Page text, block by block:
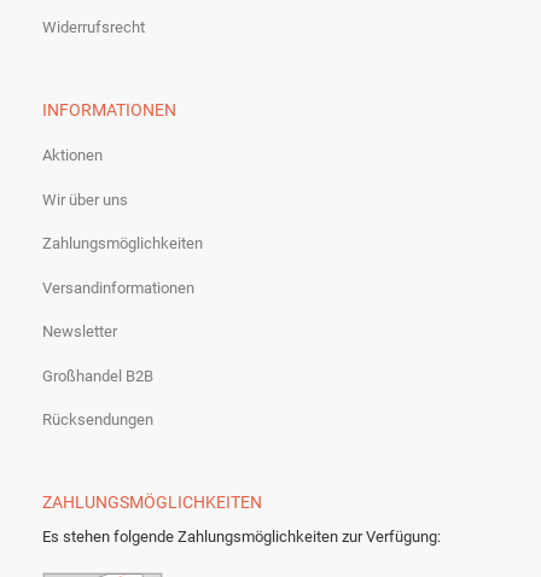
Widerrufsrecht
INFORMATIONEN
Aktionen
Wir über uns
Zahlungsmöglichkeiten
Versandinformationen
Newsletter
Großhandel B2B
Rücksendungen
ZAHLUNGSMÖGLICHKEITEN
Es stehen folgende Zahlungsmöglichkeiten zur Verfügung: